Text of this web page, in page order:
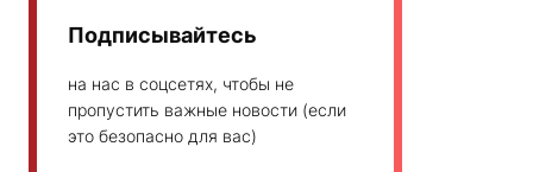
Подписывайтесь
на нас в соцсетях, чтобы не
пропустить важные новости (если
это безопасно для вас)